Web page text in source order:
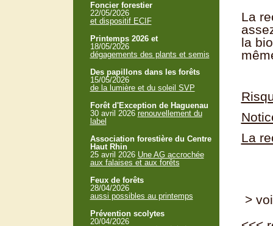
La
la
La
>
Foncier forestier
22/05/2026
et dispositif ECIF
Printemps 2026 et
18/05/2026
dégagements des plants et semis
Des papillons dans les forêts
15/05/2026
de la lumière et du soleil SVP
Forêt d'Exception de Haguenau
30 avril 2026 renouvellement du
label
Association forestière du Centre
Haut Rhin
25 avril 2026 Une AG accrochée
aux falaises et aux forêts
Feux de forêts
28/04/2026
aussi possibles au printemps
Prévention scolytes
20/04/2026